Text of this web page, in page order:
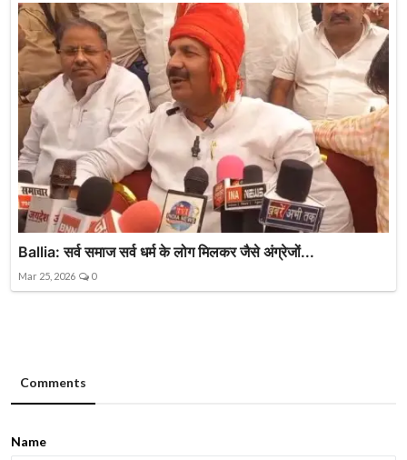
Ballia: सर्व समाज सर्व धर्म के लोग मिलकर जैसे अंग्रेजों...
Mar 25, 2026 0
Comments
Name